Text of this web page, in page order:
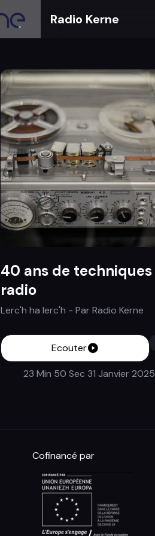
Radio Kerne
40 ans de techniques
radio
Lerc'h ha lerc'h - ParRadio Kerne
Ecouter
23 Min 50 Sec 31 Janvier 2025
Cofinancé par